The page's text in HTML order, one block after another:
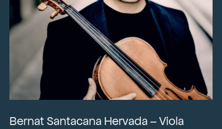
Bernat Santacana Hervada – Viola